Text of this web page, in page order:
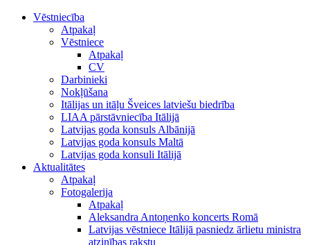
Vēstniecība
Atpakaļ
Vēstniece
Atpakaļ
CV
Darbinieki
Nokļūšana
Itālijas un itāļu Šveices latviešu biedrība
LIAA pārstāvniecība Itālijā
Latvijas goda konsuls Albānijā
Latvijas goda konsuls Maltā
Latvijas goda konsuli Itālijā
Aktualitātes
Atpakaļ
Fotogalerija
Atpakaļ
Aleksandra Antoņenko koncerts Romā
Latvijas vēstniece Itālijā pasniedz ārlietu ministra
atzinības rakstu